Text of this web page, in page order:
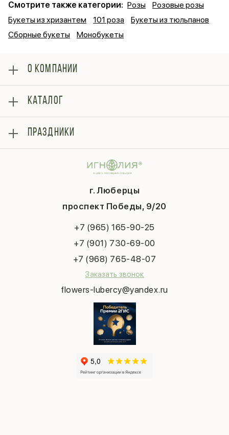
Смотрите также категории: Розы
Розовые розы
Букеты из хризантем
101 роза
Букеты из тюльпанов
Сборные букеты
Монобукеты
г. Люберцы
проспект Победы, 9/20
+7 (965) 165-90-25
+7 (901) 730-69-00
+7 (968) 765-48-07
Заказать звонок
flowers-lubercy@yandex.ru
О КОМПАНИИ
Оплата
Отзывы
Блог
Гарантии
Контакты
Публичная оферта
КАТАЛОГ
Букеты
Композиции
ПРАЗДНИКИ
Последний звонок